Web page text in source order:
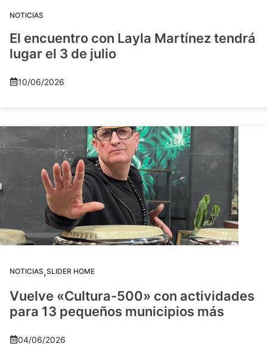
NOTICIAS
El encuentro con Layla Martínez tendrá
lugar el 3 de julio
10/06/2026
NOTICIAS,SLIDER HOME
Vuelve «Cultura-500» con actividades
para 13 pequeños municipios más
04/06/2026